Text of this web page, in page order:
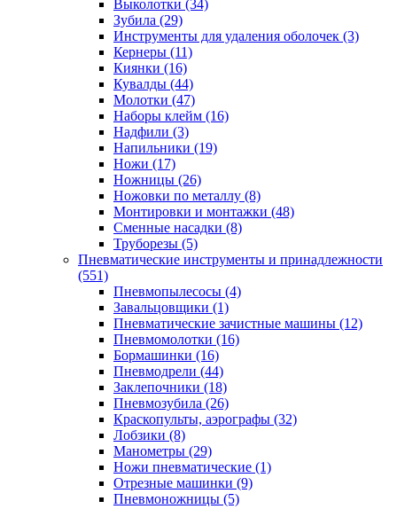
Выколотки (34)
Зубила (29)
Инструменты для удаления оболочек (3)
Кернеры (11)
Киянки (16)
Кувалды (44)
Молотки (47)
Наборы клейм (16)
Надфили (3)
Напильники (19)
Ножи (17)
Ножницы (26)
Ножовки по металлу (8)
Монтировки и монтажки (48)
Сменные насадки (8)
Труборезы (5)
Пневматические инструменты и принадлежности
(551)
Пневмопылесосы (4)
Завальцовщики (1)
Пневматические зачистные машины (12)
Пневмомолотки (16)
Бормашинки (16)
Пневмодрели (44)
Заклепочники (18)
Пневмозубила (26)
Краскопульты, аэрографы (32)
Лобзики (8)
Манометры (29)
Ножи пневматические (1)
Отрезные машинки (9)
Пневмоножницы (5)